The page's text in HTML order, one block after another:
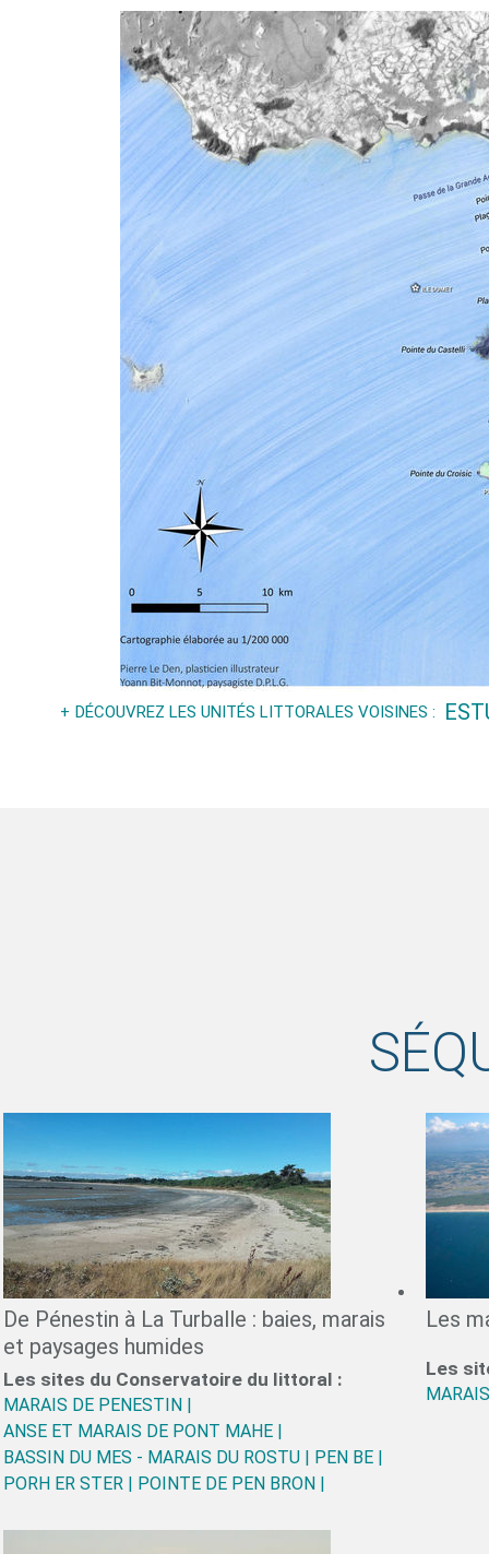
DÉCOUVREZ LES UNITÉS LITTORALES VOISINES :
De Pénestin à La Turballe : baies, marais
et paysages humides
Les sites du Conservatoire du littoral :
MARAIS DE PENESTIN |
ANSE ET MARAIS DE PONT MAHE |
BASSIN DU MES - MARAIS DU ROSTU | PEN BE |
PORH ER STER | POINTE DE PEN BRON |
Les
Les